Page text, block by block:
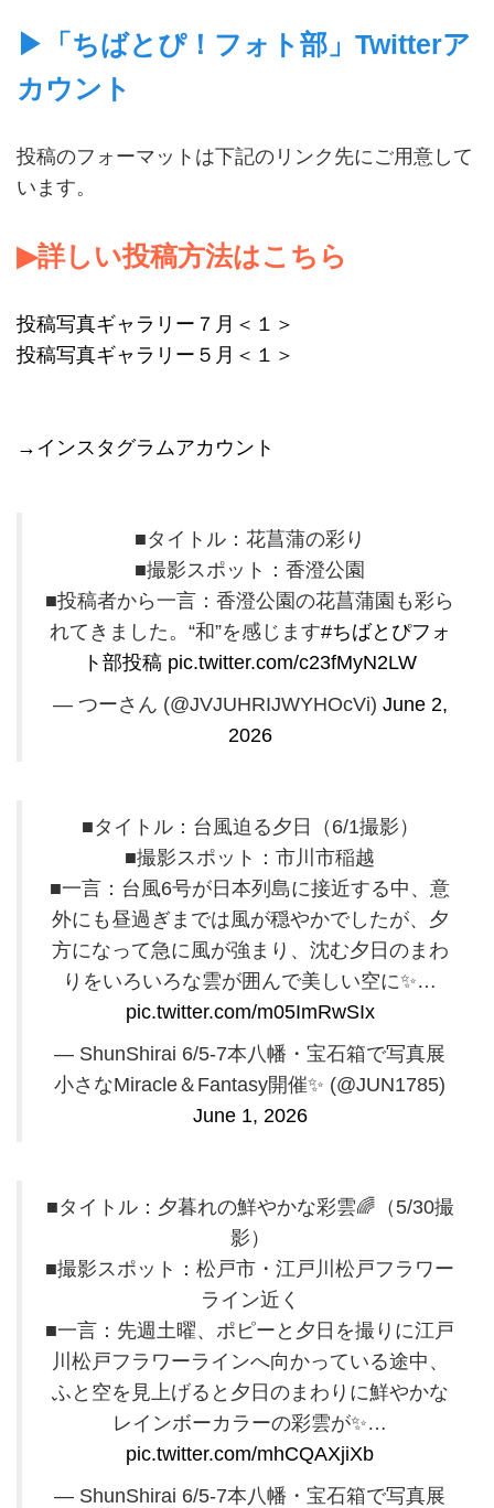
▶︎「ちばとぴ！フォト部」Twitterア
カウント
投稿のフォーマットは下記のリンク先にご用意して
います。
▶︎詳しい投稿方法はこちら
投稿写真ギャラリー７月＜１＞
投稿写真ギャラリー５月＜１＞
→インスタグラムアカウント
■タイトル：花菖蒲の彩り
■撮影スポット：香澄公園
■投稿者から一言：香澄公園の花菖蒲園も彩ら
れてきました。“和”を感じます#ちばとぴフォ
ト部投稿 pic.twitter.com/c23fMyN2LW
— つーさん (@JVJUHRIJWYHOcVi) June 2,
2026
■タイトル：台風迫る夕日（6/1撮影）
■撮影スポット：市川市稲越
■一言：台風6号が日本列島に接近する中、意
外にも昼過ぎまでは風が穏やかでしたが、夕
方になって急に風が強まり、沈む夕日のまわ
りをいろいろな雲が囲んで美しい空に✨️…
pic.twitter.com/m05ImRwSIx
— ShunShirai 6/5-7本八幡・宝石箱で写真展
小さなMiracle＆Fantasy開催✨️ (@JUN1785)
June 1, 2026
■タイトル：夕暮れの鮮やかな彩雲🌈（5/30撮
影）
■撮影スポット：松戸市・江戸川松戸フラワー
ライン近く
■一言：先週土曜、ポピーと夕日を撮りに江戸
川松戸フラワーラインへ向かっている途中、
ふと空を見上げると夕日のまわりに鮮やかな
レインボーカラーの彩雲が✨️…
pic.twitter.com/mhCQAXjiXb
— ShunShirai 6/5-7本八幡・宝石箱で写真展